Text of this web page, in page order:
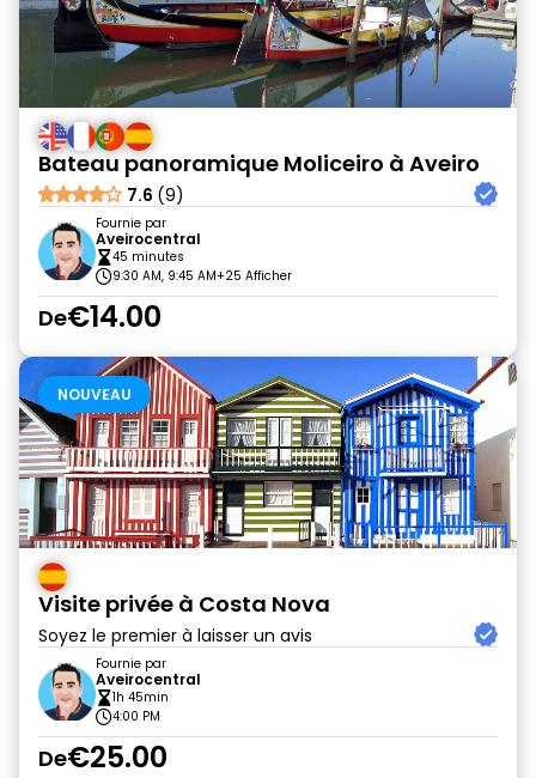
Bateau panoramique Moliceiro à Aveiro
7.6 (9)
Fournie par
Aveirocentral
45 minutes
9:30 AM, 9:45 AM+25 Afficher
De€14.00
NOUVEAU
Visite privée à Costa Nova
Soyez le premier à laisser un avis
Fournie par
Aveirocentral
1h 45min
4:00 PM
De€25.00